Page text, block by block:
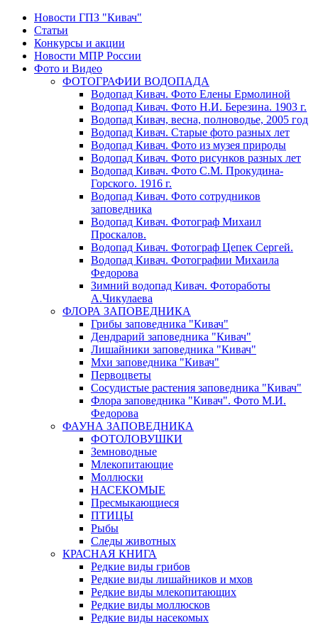
Новости ГПЗ "Кивач"
Статьи
Конкурсы и акции
Новости МПР России
Фото и Видео
ФОТОГРАФИИ ВОДОПАДА
Водопад Кивач. Фото Елены Ермолиной
Водопад Кивач. Фото Н.И. Березина. 1903 г.
Водопад Кивач, весна, полноводье, 2005 год
Водопад Кивач. Старые фото разных лет
Водопад Кивач. Фото из музея природы
Водопад Кивач. Фото рисунков разных лет
Водопад Кивач. Фото С.М. Прокудина-
Горского. 1916 г.
Водопад Кивач. Фото сотрудников
заповедника
Водопад Кивач. Фотограф Михаил
Проскалов.
Водопад Кивач. Фотограф Цепек Сергей.
Водопад Кивач. Фотографии Михаила
Федорова
Зимний водопад Кивач. Фотоработы
А.Чикулаева
ФЛОРА ЗАПОВЕДНИКА
Грибы заповедника "Кивач"
Дендрарий заповедника "Кивач"
Лишайники заповедника "Кивач"
Мхи заповедника "Кивач"
Первоцветы
Сосудистые растения заповедника "Кивач"
Флора заповедника "Кивач". Фото М.И.
Федорова
ФАУНА ЗАПОВЕДНИКА
ФОТОЛОВУШКИ
Земноводные
Млекопитающие
Моллюски
НАСЕКОМЫЕ
Пресмыкающиеся
ПТИЦЫ
Рыбы
Следы животных
КРАСНАЯ КНИГА
Редкие виды грибов
Редкие виды лишайников и мхов
Редкие виды млекопитающих
Редкие виды моллюсков
Редкие виды насекомых